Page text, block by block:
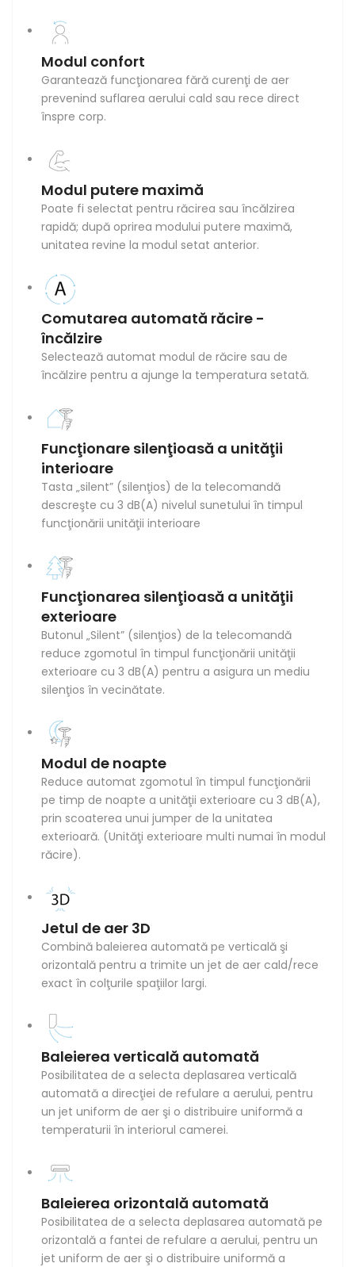
Modul confort
Garantează funcţionarea fără curenţi de aer
prevenind suflarea aerului cald sau rece direct
înspre corp.
Modul putere maximă
Poate fi selectat pentru răcirea sau încălzirea
rapidă; după oprirea modului putere maximă,
unitatea revine la modul setat anterior.
Comutarea automată răcire -
încălzire
Selectează automat modul de răcire sau de
încălzire pentru a ajunge la temperatura setată.
Funcţionare silenţioasă a unităţii
interioare
Tasta „silent” (silenţios) de la telecomandă
descreşte cu 3 dB(A) nivelul sunetului în timpul
funcţionării unităţii interioare
Funcţionarea silenţioasă a unităţii
exterioare
Butonul „Silent” (silenţios) de la telecomandă
reduce zgomotul în timpul funcţionării unităţii
exterioare cu 3 dB(A) pentru a asigura un mediu
silenţios în vecinătate.
Modul de noapte
Reduce automat zgomotul în timpul funcţionării
pe timp de noapte a unităţii exterioare cu 3 dB(A),
prin scoaterea unui jumper de la unitatea
exterioară. (Unităţi exterioare multi numai în modul
răcire).
Jetul de aer 3D
Combină baleierea automată pe verticală şi
orizontală pentru a trimite un jet de aer cald/rece
exact în colţurile spaţiilor largi.
Baleierea verticală automată
Posibilitatea de a selecta deplasarea verticală
automată a direcţiei de refulare a aerului, pentru
un jet uniform de aer şi o distribuire uniformă a
temperaturii în interiorul camerei.
Baleierea orizontală automată
Posibilitatea de a selecta deplasarea automată pe
orizontală a fantei de refulare a aerului, pentru un
jet uniform de aer şi o distribuire uniformă a